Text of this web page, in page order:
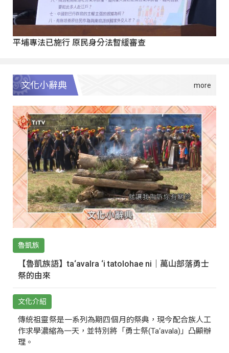
平埔專法已施行 原民身分法暫緩審查
文化小辭典
魯凱族
【魯凱族語】ta‘avalra ‘i tatolohae ni｜萬山部落勇士
祭的由來
文化介紹
傳統祖靈祭是一系列為期四個月的祭典，現今配合族人工
作求學濃縮為一天，並特別將「勇士祭(Ta‘avala)」凸顯辦
理。